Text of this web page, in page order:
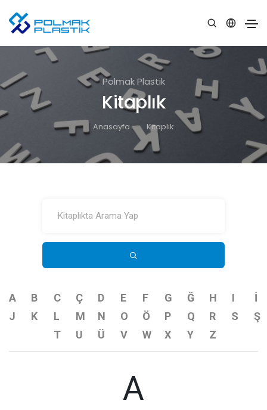
Polmak Plastik
Kitaplık
Anasayfa Kitaplık
A B C Ç D E F G Ğ H I
İ
J
K L M N O Ö P Q R S
Ş
T
U Ü V W X Y Z
A